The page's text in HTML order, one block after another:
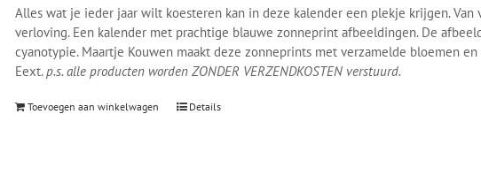
Alles wat je ieder jaar wilt koesteren kan in deze kalender een plekje krijgen.
verloving. Een kalender met prachtige blauwe zonneprint afbeeldingen. De
cyanotypie. Maartje Kouwen maakt deze zonneprints met verzamelde bloemen
Eext.p.s. alle producten worden ZONDER VERZENDKOSTEN verstuurd.
Toevoegen aan winkelwagen Details